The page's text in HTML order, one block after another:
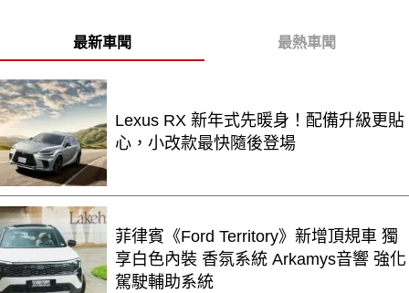
最新車聞 最熱車聞
Lexus RX 新年式先暖身！配備升級更貼
心，小改款最快隨後登場
菲律賓《Ford Territory》新增頂規車 獨
享白色內裝 香氛系統 Arkamys音響 強化
駕駛輔助系統